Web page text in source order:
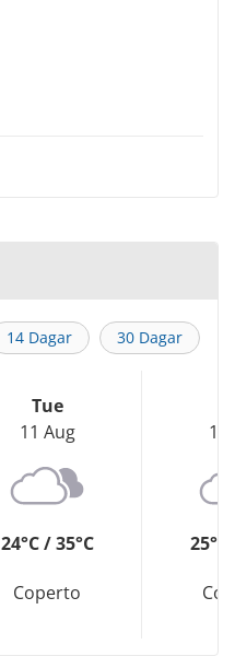
14 Dagar 30 Dagar
Tue
11 Aug
24°C / 35°C
Coperto
12
25°C